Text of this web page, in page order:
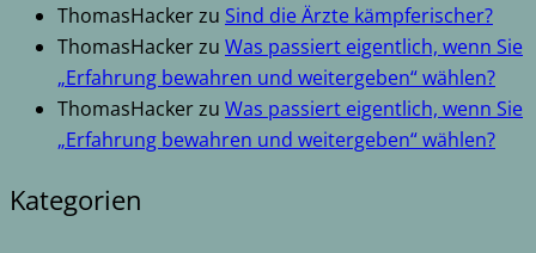
ThomasHackerzu Sind die Ärzte kämpferischer?
ThomasHackerzu Was passiert eigentlich, wenn Sie
„Erfahrung bewahren und weitergeben“ wählen?
ThomasHackerzu Was passiert eigentlich, wenn Sie
„Erfahrung bewahren und weitergeben“ wählen?
Kategorien